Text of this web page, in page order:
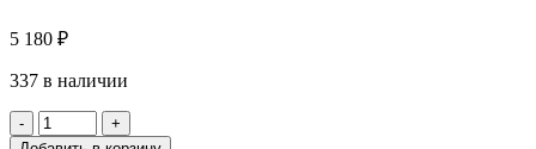
5 180 ₽
337 в наличии
Количество
товара